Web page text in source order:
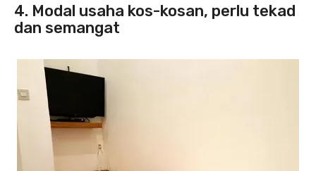
4. Modal usaha kos-kosan, perlu tekad
dan semangat